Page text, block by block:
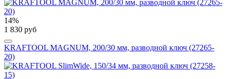
14%
1 830 руб
KRAFTOOL MAGNUM, 200/30 мм, разводной ключ (27265-
20)